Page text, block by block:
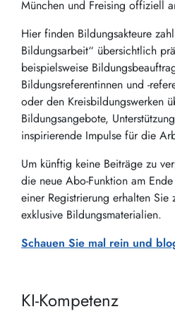
München und Freising offiziell
Hier finden Bildungsakteure
Bildungsarbeit“ übersichtlich
beispielsweise
Bildungsreferentinnen und -
oder den Kreisbildungswerken
Bildungsangebote,
inspirierende Impulse für die
Um künftig keine Beiträge zu
die neue Abo-Funktion am
einer Registrierung erhalten
exklusive Bildungsmaterialien.
Schauen Sie mal rein und
KI-Kompetenz